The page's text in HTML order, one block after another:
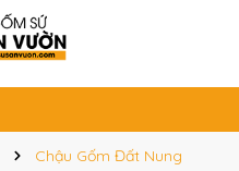
Chậu Gốm Đất Nung